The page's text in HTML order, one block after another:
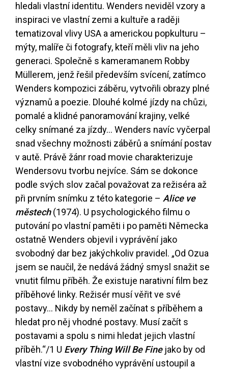
hledali vlastní identitu. Wenders neviděl vzory a
inspiraci ve vlastní zemi a kultuře a raději
tematizoval vlivy USA a americkou popkulturu –
mýty, malíře či fotografy, kteří měli vliv na jeho
generaci. Společně s kameramanem Robby
Müllerem, jenž řešil především svícení, zatímco
Wenders kompozici záběru, vytvořili obrazy plné
významů a poezie. Dlouhé kolmé jízdy na chůzi,
pomalé a klidné panoramování krajiny, velké
celky snímané za jízdy... Wenders navíc vyčerpal
snad všechny možnosti záběrů a snímání postav
v autě. Právě žánr road movie charakterizuje
Wendersovu tvorbu nejvíce. Sám se dokonce
podle svých slov začal považovat za režiséra až
při prvním snímku z této kategorie – Alice ve
městech(1974). U psychologického filmu o
putování po vlastní paměti i po paměti Německa
ostatně Wenders objevil i vyprávění jako
svobodný dar bez jakýchkoliv pravidel. „Od Ozua
jsem se naučil, že nedává žádný smysl snažit se
vnutit filmu příběh. Že existuje narativní film bez
příběhové linky. Režisér musí věřit ve své
postavy... Nikdy by neměl začínat s příběhem a
hledat pro něj vhodné postavy. Musí začít s
postavami a spolu s nimi hledat jejich vlastní
příběh.“/1 U Every Thing Will Be Finejako by od
vlastní vize svobodného vyprávění ustoupil a